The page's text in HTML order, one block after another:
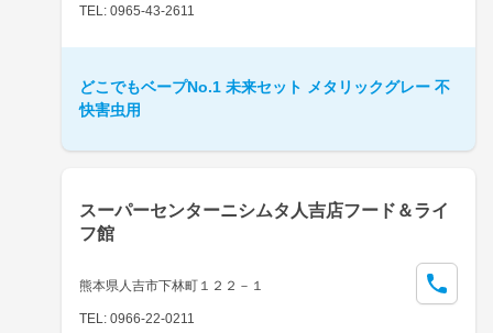
TEL: 0965-43-2611
どこでもベープNo.1 未来セット メタリックグレー 不
快害虫用
スーパーセンターニシムタ人吉店フード＆ライ
フ館
熊本県人吉市下林町１２２－１
TEL: 0966-22-0211